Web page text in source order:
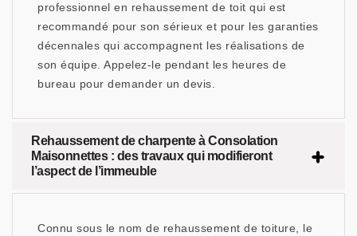
professionnel en rehaussement de toit qui est
recommandé pour son sérieux et pour les garanties
décennales qui accompagnent les réalisations de
son équipe. Appelez-le pendant les heures de
bureau pour demander un devis.
Rehaussement de charpente à Consolation
Maisonnettes : des travaux qui modifieront
l’aspect de l’immeuble
Connu sous le nom de rehaussement de toiture, le